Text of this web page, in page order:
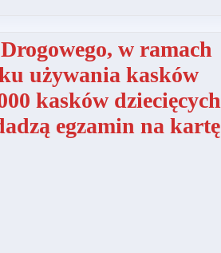
w ramach
używania kasków
kasków dziecięcych
egzamin na kartę